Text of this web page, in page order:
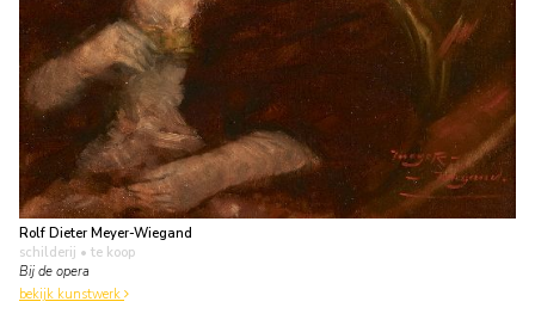
Rolf Dieter Meyer-Wiegand
schilderij • te koop
Bij de opera
bekijk kunstwerk